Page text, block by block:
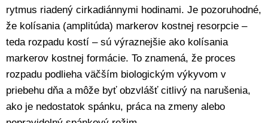
rytmus riadený cirkadiánnymi hodinami. Je pozoruhodné,
že kolísania (amplitúda) markerov kostnej resorpcie –
teda rozpadu kostí – sú výraznejšie ako kolísania
markerov kostnej formácie. To znamená, že proces
rozpadu podlieha väčším biologickým výkyvom v
priebehu dňa a môže byť obzvlášť citlivý na narušenia,
ako je nedostatok spánku, práca na zmeny alebo